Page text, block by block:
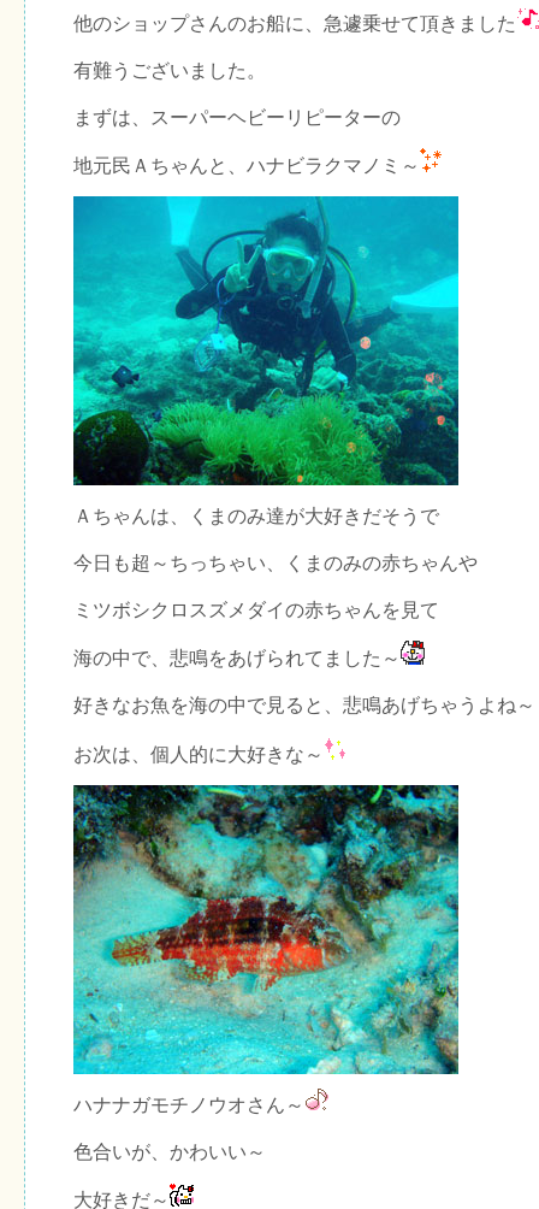
他のショップさんのお船に、急遽乗せて頂きました
有難うございました。
まずは、スーパーヘビーリピーターの
地元民Ａちゃんと、ハナビラクマノミ～
Ａちゃんは、くまのみ達が大好きだそうで
今日も超～ちっちゃい、くまのみの赤ちゃんや
ミツボシクロスズメダイの赤ちゃんを見て
海の中で、悲鳴をあげられてました～
好きなお魚を海の中で見ると、悲鳴あげちゃうよね～
お次は、個人的に大好きな～
ハナナガモチノウオさん～
色合いが、かわいい～
大好きだ～